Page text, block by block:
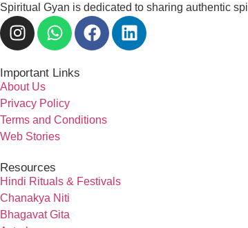
Spiritual Gyan is dedicated to sharing authentic
Important Links
About Us
Privacy Policy
Terms and Conditions
Web Stories
Resources
Hindi Rituals & Festivals
Chanakya Niti
Bhagavat Gita